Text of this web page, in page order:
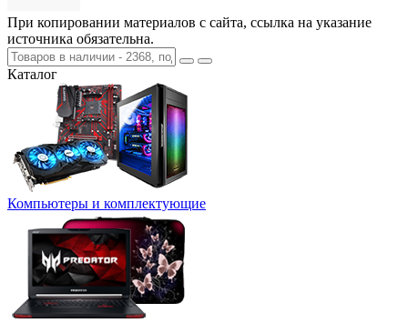
При копировании материалов с сайта, ссылка на указание
источника обязательна.
Каталог
Компьютеры и комплектующие